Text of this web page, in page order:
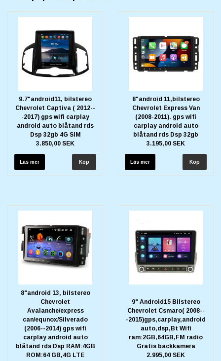
9.7"android11, bilstereo
Chevrolet Captiva ( 2012--
-2017) gps wifi carplay
android auto blåtand rds
Dsp 32gb 4G SIM
3.850,00 SEK
Läs mer
8"android 11,bilstereo
Chevrolet Express Van
(2008-2011). gps wifi
carplay android auto
blåtand rds Dsp 32gb
3.195,00 SEK
Läs mer
8"android 13, bilstereo
Chevrolet
Avalanche/express
can/equnox/Silverado
(2006--2014) gps wifi
carplay android auto
blåtand rds Dsp RAM:4GB
ROM:64 GB,4G LTE
9" Android15 Bilstereo
Chevrolet Csmaro( 2008--
-2015)gps,carplay,android
auto,dsp,Bt Wifi
ram:2GB,64GB,FM radio
Gratis backkamera
2.995,00 SEK